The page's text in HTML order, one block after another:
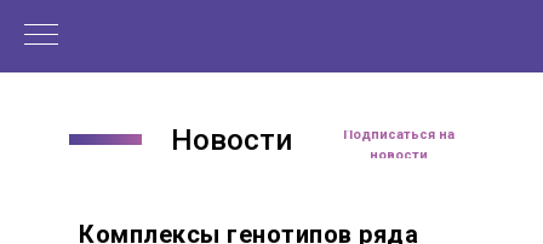
Новости
Подписаться на
новости
Комплексы генотипов ряда
Читать статью